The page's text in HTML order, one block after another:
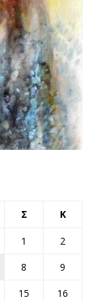
Σ Κ
1
2
8
9
15
16